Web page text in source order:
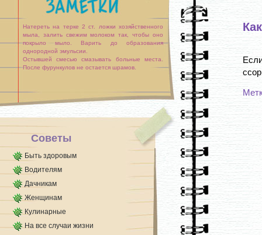
Натереть на терке 2 ст. ложки хозяйственного
мыла, залить свежим молоком так, чтобы оно
покрыло мыло. Варить до образования
однородной эмульсии.
Остывшей смесью смазывать больные места.
После фурункулов не остается шрамов.
Советы
Быть здоровым
Водителям
Дачникам
Женщинам
Кулинарные
На все случаи жизни